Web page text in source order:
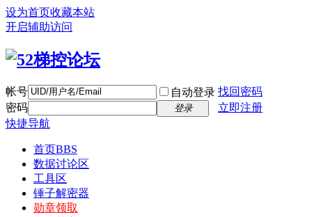
设为首页收藏本站
开启辅助访问
帐号 自动登录 找回密码
密码
登录
立即注册
快捷导航
首页BBS
数据讨论区
工具区
锤子解密器
勋章领取